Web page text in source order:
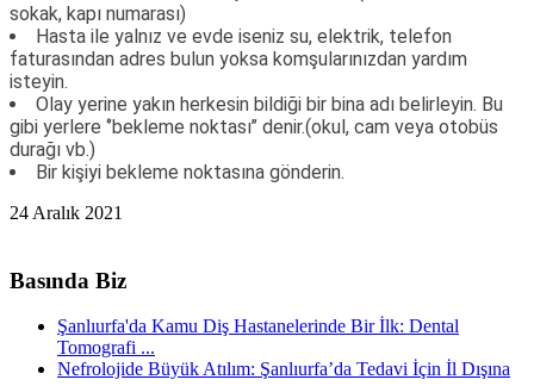
sokak, kapı numarası)
Hasta ile yalnız ve evde iseniz su, elektrik, telefon
faturasından adres bulun yoksa komşularınızdan yardım
isteyin.
Olay yerine yakın herkesin bildiği bir bina adı belirleyin. Bu
gibi yerlere ‘’bekleme noktası’’ denir.(okul, cam veya otobüs
durağı vb.)
Bir kişiyi bekleme noktasına gönderin.
24 Aralık 2021
Basında Biz
Şanlıurfa'da Kamu Diş Hastanelerinde Bir İlk: Dental
Tomografi ...
Nefrolojide Büyük Atılım: Şanlıurfa’da Tedavi İçin İl Dışına